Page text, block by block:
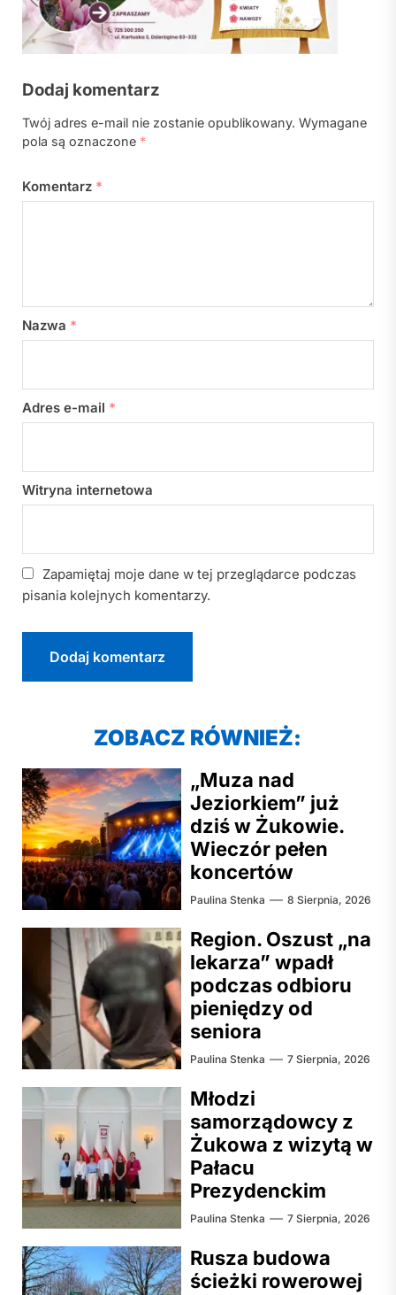
Dodaj komentarz
Twój adres e-mail nie zostanie opublikowany. Wymagane
pola są oznaczone *
Komentarz *
Nazwa *
Adres e-mail *
Witryna internetowa
Zapamiętaj moje dane w tej przeglądarce podczas
pisania kolejnych komentarzy.
ZOBACZ RÓWNIEŻ:
„Muza nad
Jeziorkiem” już
dziś w Żukowie.
Wieczór pełen
koncertów
Paulina Stenka 8 Sierpnia, 2026
Region. Oszust „na
lekarza” wpadł
podczas odbioru
pieniędzy od
seniora
Paulina Stenka 7 Sierpnia, 2026
Młodzi
samorządowcy z
Żukowa z wizytą w
Pałacu
Prezydenckim
Paulina Stenka 7 Sierpnia, 2026
Rusza budowa
ścieżki rowerowej